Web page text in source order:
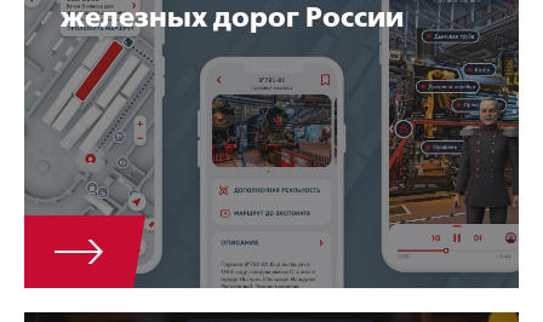
железных дорог России